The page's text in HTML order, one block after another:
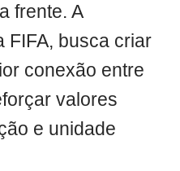
frente. A
FIFA, busca criar
conexão entre
valores
e unidade